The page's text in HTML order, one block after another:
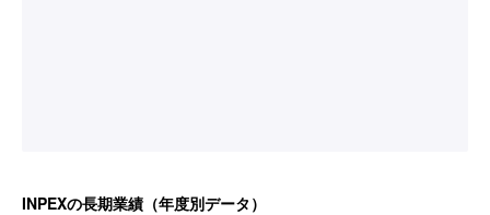
INPEXの長期業績（年度別データ）